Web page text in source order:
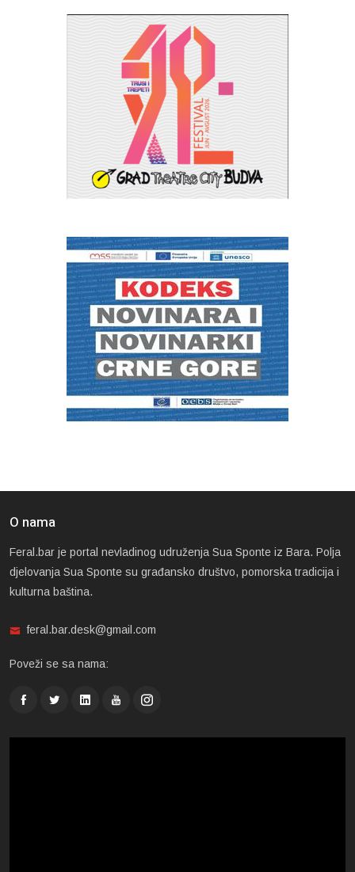
O nama
Feral.bar je portal nevladinog udruženja Sua Sponte iz Bara. Polja
djelovanja Sua Sponte su građansko društvo, pomorska tradicija i
kulturna baština.
feral.bar.desk@gmail.com
Poveži se sa nama: